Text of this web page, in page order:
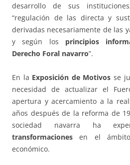
desarrollo de sus
“regulación de las directa y
derivadas necesariamente de las
y según los principios
Derecho Foral navarro”.
En la Exposición de Motivos se
necesidad de actualizar el
apertura y acercamiento a la
años después de la reforma de
sociedad navarra ha
transformaciones en el
económico.